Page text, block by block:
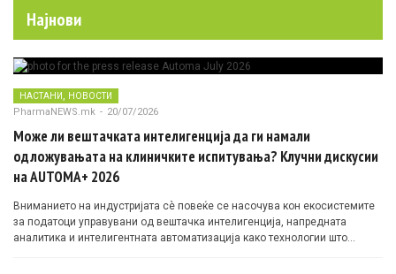
Најнови
НАСТАНИ НОВОСТИ
PharmaNEWS.mk - 20/07/2026
Може ли вештачката интелигенција да ги намали
одложувањата на клиничките испитувања? Клучни дискусии
на AUTOMA+ 2026
Вниманието на индустријата сè повеќе се насочува кон екосистемите
за податоци управувани од вештачка интелигенција, напредната
аналитика и интелигентната автоматизација како технологии што